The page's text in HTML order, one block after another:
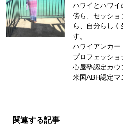
ハワイとハワイ
傍ら、セッショ
ら、自分らしく
す。
ハワイアンカー
プロフェッショ
心屋塾認定カウ
米国ABH認定マ
関連する記事